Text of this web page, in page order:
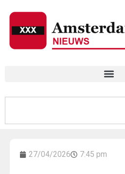
27/04/2026 7:45 pm